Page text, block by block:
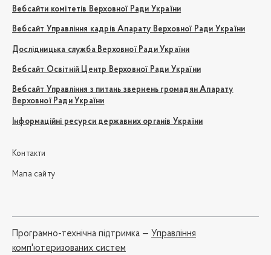
Вебсайти комітетів Верховної Ради України
Вебсайт Управління кадрів Апарату Верховної Ради України
Дослідницька служба Верховної Ради України
Вебсайт Освітній Центр Верховної Ради України
Вебсайт Управління з питань звернень громадян Апарату
Верховної Ради України
Інформаційні ресурси державних органів України
Контакти
Мапа сайту
Програмно-технічна підтримка — Управління
комп'ютеризованих систем